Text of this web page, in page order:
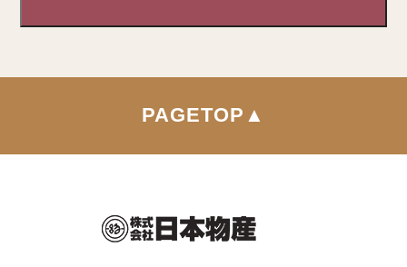
郵便番号や性別，職業，年齢，ユーザーのIPアドレス，
第２条（プライバシー情報の収集方法）
PAGETOP▲